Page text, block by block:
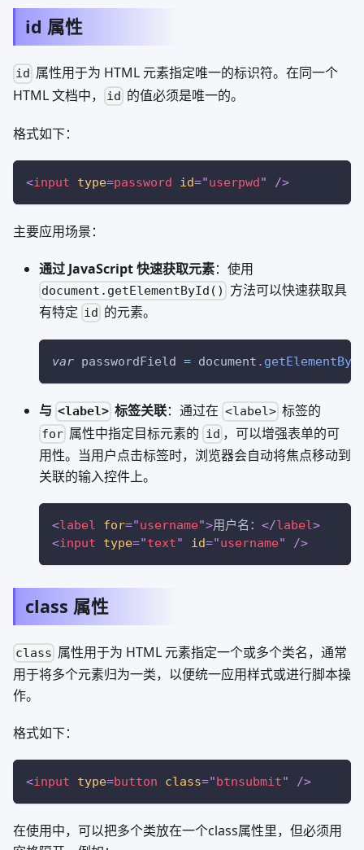
id 属性
id 属性用于为 HTML 元素指定唯一的标识符。在同一个
HTML 文档中，
id 的值必须是唯一的。
格式如下：
<input type=password id="userpwd" />
主要应用场景：
通过 JavaScript 快速获取元素：使用
document.getElementById()
方法可以快速获取具
有特定 id 的元素。
var passwordField = document .
与 <label> 标签关联：通过在 <label> 标签的
for 属性中指定目标元素的 id ，可以增强表单的可
用性。当用户点击标签时，浏览器会自动将焦点移动到
关联的输入控件上。
<label for="username">用户名： </label>
<input type="text" id="username" />
class 属性
class 属性用于为 HTML 元素指定一个或多个类名，通常
用于将多个元素归为一类，以便统一应用样式或进行脚本操
作。
格式如下：
<input type=button class="btnsubmit" />
在使用中，可以把多个类放在一个class属性里，但必须用